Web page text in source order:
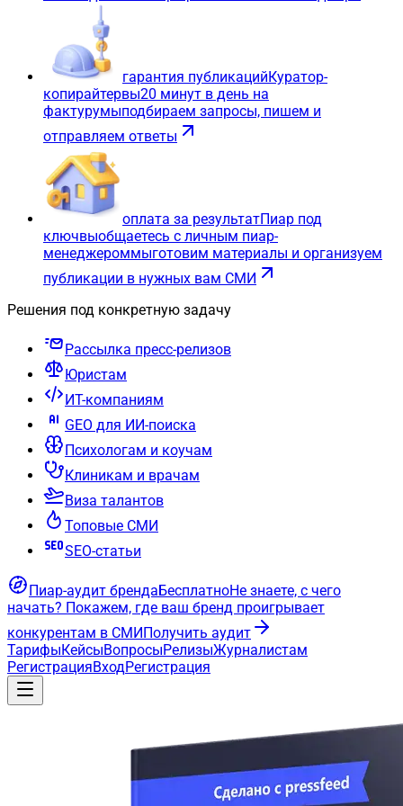
гарантия публикацийКуратор-
копирайтервы20 минут в день на
фактурумыподбираем запросы, пишем и
отправляем ответы
оплата за результатПиар под
ключвыобщаетесь с личным пиар-
менеджероммыготовим материалы и организуем
публикации в нужных вам СМИ
Решения под конкретную задачу
Рассылка пресс-релизов
Юристам
ИТ-компаниям
GEO для ИИ-поиска
Психологам и коучам
Клиникам и врачам
Виза талантов
Топовые СМИ
SEO-статьи
Пиар-аудит брендаБесплатноНе знаете, с чего
начать? Покажем, где ваш бренд проигрывает
конкурентам в СМИПолучить аудит
ТарифыКейсыВопросыРелизыЖурналистам
РегистрацияВходРегистрация